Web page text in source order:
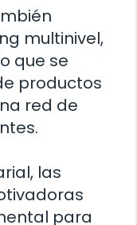
multinivel,
que se
productos
red de
las
para